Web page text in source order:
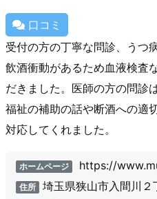
口コミ
受付の方の丁寧な問診、うつ
飲酒衝動があるため血液検査
だきました。医師の方の問診
福祉の補助の話や断酒への適
対応してくれました。
ホームページ https://
住所 埼玉県狭山市入間川２